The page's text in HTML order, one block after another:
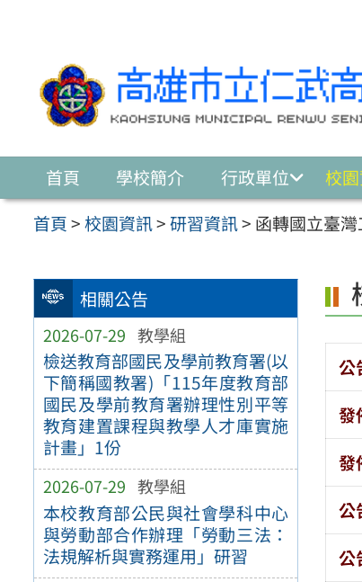
首頁 學校簡介 行政單位 校
首頁>校園資訊>研習資訊> 函轉國立臺
相關公告
2026-07-29 教學組
檢送教育部國民及學前教育署(以
下簡稱國教署)「115年度教育部
國民及學前教育署辦理性別平等
教育建置課程與教學人才庫實施
計畫」1份
2026-07-29 教學組
本校教育部公民與社會學科中心
與勞動部合作辦理「勞動三法：
法規解析與實務運用」研習
公
發
發
公
公